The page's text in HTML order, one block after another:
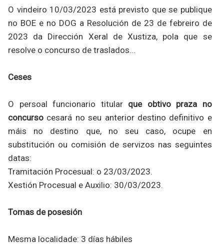
O vindeiro 10/03/2023 está previsto que se publique
no BOE e no DOG a Resolución de 23 de febreiro de
2023 da Dirección Xeral de Xustiza, pola que se
resolve o concurso de traslados...
Ceses
O persoal funcionario titular que obtivo praza no
concurso cesará no seu anterior destino definitivo e
máis no destino que, no seu caso, ocupe en
substitución ou comisión de servizos nas seguintes
datas:
Tramitación Procesual: o 23/03/2023.
Xestión Procesual e Auxilio: 30/03/2023.
Tomas de posesión
Mesma localidade: 3 días hábiles